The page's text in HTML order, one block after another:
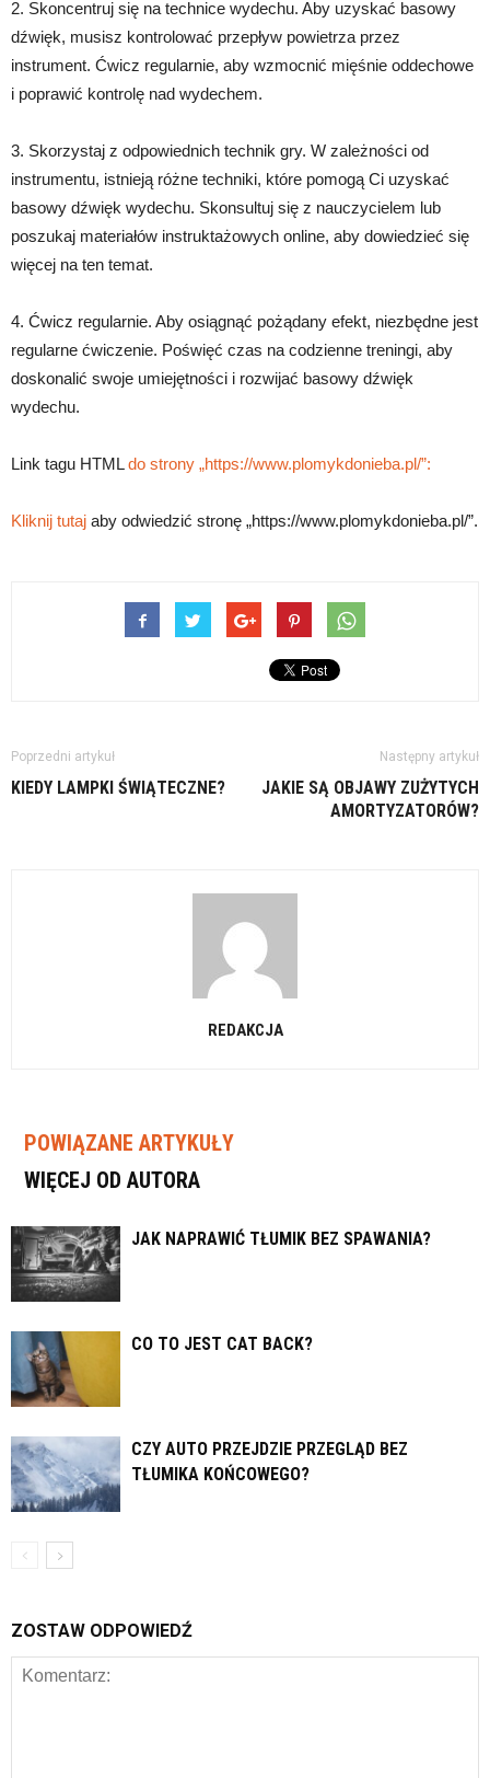
2. Skoncentruj się na technice wydechu. Aby uzyskać basowy
dźwięk, musisz kontrolować przepływ powietrza przez
instrument. Ćwicz regularnie, aby wzmocnić mięśnie oddechowe
i poprawić kontrolę nad wydechem.
3. Skorzystaj z odpowiednich technik gry. W zależności od
instrumentu, istnieją różne techniki, które pomogą Ci uzyskać
basowy dźwięk wydechu. Skonsultuj się z nauczycielem lub
poszukaj materiałów instruktażowych online, aby dowiedzieć się
więcej na ten temat.
4. Ćwicz regularnie. Aby osiągnąć pożądany efekt, niezbędne jest
regularne ćwiczenie. Poświęć czas na codzienne treningi, aby
doskonalić swoje umiejętności i rozwijać basowy dźwięk
wydechu.
Link tagu HTMLdo strony „https://www.plomykdonieba.pl/”:
Kliknij tutaj aby odwiedzić stronę „https://www.plomykdonieba.pl/”.
Poprzedni artykuł
KIEDY LAMPKI ŚWIĄTECZNE?
Następny artykuł
JAKIE SĄ OBJAWY ZUŻYTYCH
AMORTYZATORÓW?
REDAKCJA
POWIĄZANE ARTYKUŁY
WIĘCEJ OD AUTORA
JAK NAPRAWIĆ TŁUMIK BEZ SPAWANIA?
CO TO JEST CAT BACK?
CZY AUTO PRZEJDZIE PRZEGLĄD BEZ
TŁUMIKA KOŃCOWEGO?
ZOSTAW ODPOWIEDŹ